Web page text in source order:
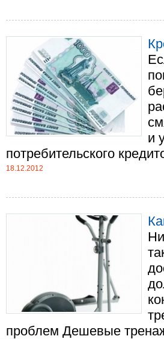
и
потребительского
18.12.2012
проблем Дешевые